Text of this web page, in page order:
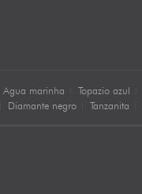
Agua marinha Topazio azul
Diamante negro Tanzanita